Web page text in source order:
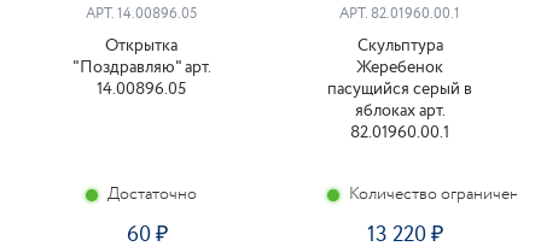
АРТ. 14.00896.05
Открытка
"Поздравляю" арт.
14.00896.05
Достаточно
60
АРТ. 82.01960.00.1
Скульптура
Жеребенок
пасущийся серый в
яблоках арт.
82.01960.00.1
Количество ограничено
13 220